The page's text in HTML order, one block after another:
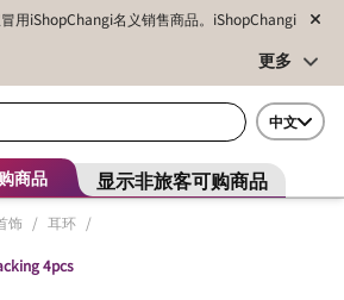
用iShopChangi名义销售商品。iShopChangi
更多
中文
商品 显示非旅客可购商品
饰 / 耳环 /
4pcs